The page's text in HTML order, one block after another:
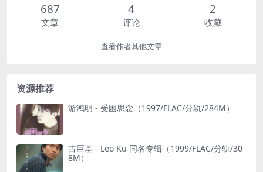
687
文章
4
评论
2
收藏
查看作者其他文章
资源推荐
游鸿明 - 受困思念（1997/FLAC/分轨/284M）
古巨基 - Leo Ku 同名专辑（1999/FLAC/分轨/30
8M）